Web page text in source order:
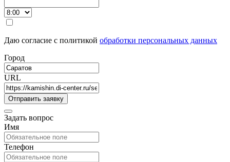
Даю согласие с политикой обработки персональных данных
Город
URL
Задать вопрос
Имя
Телефон